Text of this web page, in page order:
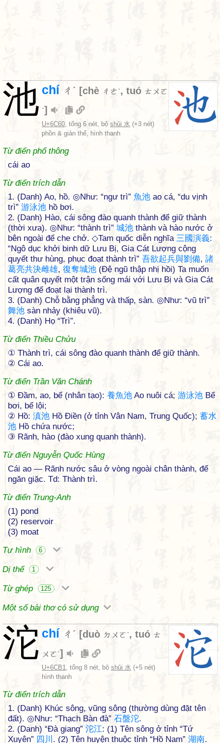
池 chí ㄔˊ [chè ㄔㄜˋ, tuó ㄊㄨㄛ
ˊ]
U+6C60, tổng 6 nét, bộ shǔi 水 (+3 nét)
phồn & giản thể, hình thanh
Từ điển phổ thông
cái ao
Từ điển trích dẫn
1. (Danh) Ao, hồ. ◎Như: “ngư trì” 魚池 ao cá, “du vịnh
trì” 游泳池 hồ bơi.
2. (Danh) Hào, cái sông đào quanh thành để giữ thành
(thời xưa). ◎Như: “thành trì” 城池 thành và hào nước ở
bên ngoài để che chở. ◇Tam quốc diễn nghĩa 三國演義:
“Ngô dục khởi binh dữ Lưu Bị, Gia Cát Lượng cộng
quyết thư hùng, phục đoạt thành trì” 吾欲起兵與劉備, 諸
葛亮共決雌雄, 復奪城池 (Đệ ngũ thập nhị hồi) Ta muốn
cất quân quyết một trận sống mái với Lưu Bị và Gia Cát
Lượng để đoạt lại thành trì.
3. (Danh) Chỗ bằng phẳng và thấp, sàn. ◎Như: “vũ trì”
舞池 sàn nhảy (khiêu vũ).
4. (Danh) Họ “Trì”.
Từ điển Thiều Chửu
① Thành trì, cái sông đào quanh thành để giữ thành.
② Cái ao.
Từ điển Trần Văn Chánh
① Đầm, ao, bể (nhân tạo): 養魚池 Ao nuôi cá; 游泳池 Bể
bơi, bể lội;
② Hồ: 滇池 Hồ Điền (ở tỉnh Vân Nam, Trung Quốc); 蓄水
池 Hồ chứa nước;
③ Rãnh, hào (đào xung quanh thành).
Từ điển Nguyễn Quốc Hùng
Cái ao — Rãnh nước sâu ở vòng ngoài chân thành, để
ngăn giặc. Td: Thành trì.
Từ điển Trung-Anh
(1) pond
(2) reservoir
(3) moat
Tự hình
6
Dị thể 1
Từ ghép 125
Một số bài thơ có sử dụng
沱 chí ㄔˊ [duò ㄉㄨㄛˋ, tuó ㄊ
ㄨㄛˊ]
U+6CB1, tổng 8 nét, bộ shǔi 水 (+5 nét)
hình thanh
Từ điển trích dẫn
1. (Danh) Khúc sông, vũng sông (thường dùng đặt tên
đất). ◎Như: “Thạch Bàn đà” 石盤沱.
2. (Danh) “Đà giang” 沱江: (1) Tên sông ở tỉnh “Tứ
Xuyên” 四川 . (2) Tên huyện thuộc tỉnh “Hồ Nam” 湖南.